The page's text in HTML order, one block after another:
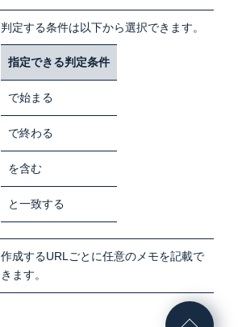
判定する条件は以下から選択できます。
指定できる判定条件
で始まる
で終わる
を含む
と一致する
作成するURLごとに任意のメモを記載で
きます。